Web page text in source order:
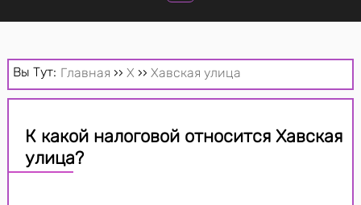
Вы Тут: Главная ›› Х ›› Хавская улица
К какой налоговой относится Хавская
улица?